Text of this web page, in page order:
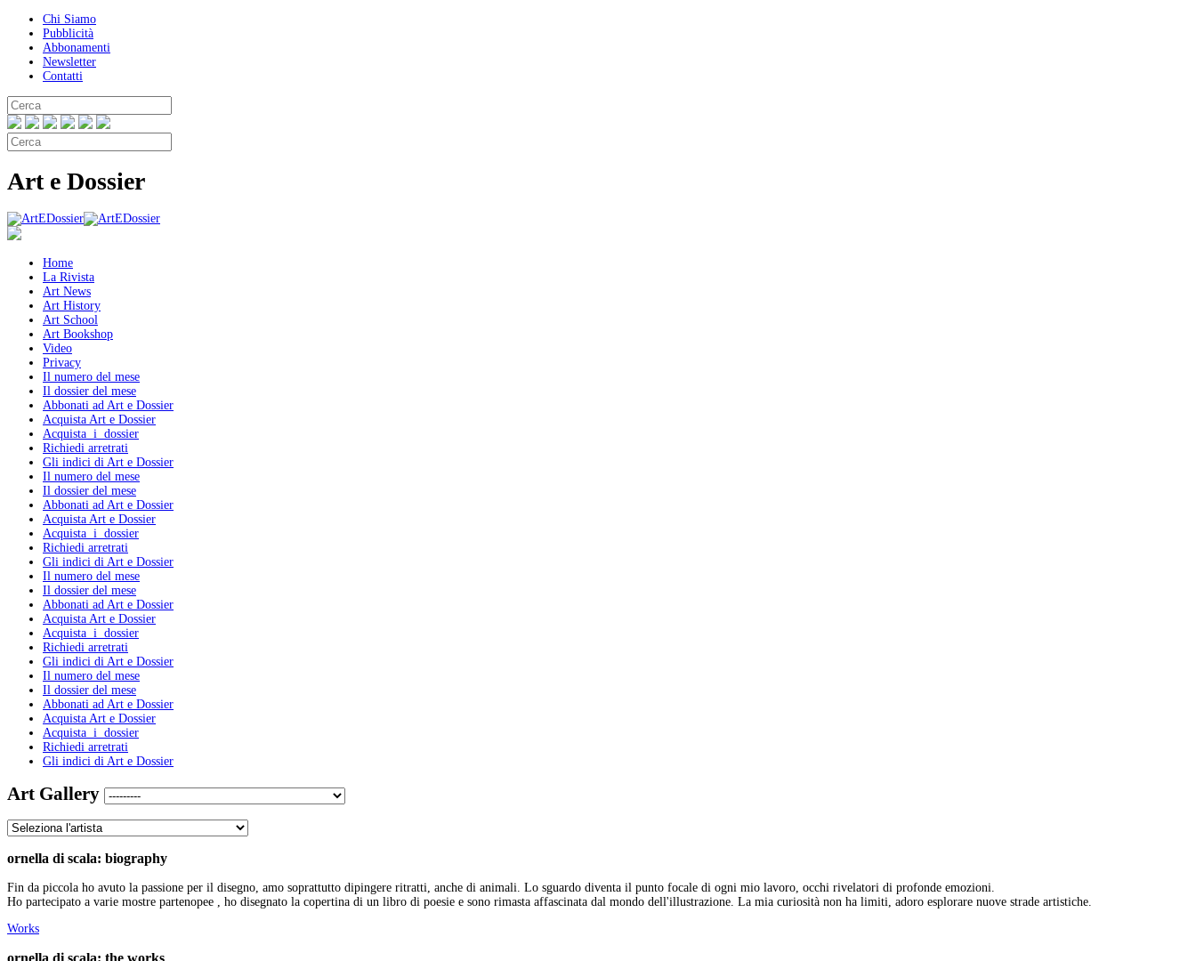
Chi Siamo
Pubblicità
Abbonamenti
Newsletter
Contatti
Art e Dossier
Home
La Rivista
Art News
Art History
Art School
Art Bookshop
Video
Privacy
Il numero del mese
Il dossier del mese
Abbonati ad Art e Dossier
Acquista Art e Dossier
Acquista i dossier
Richiedi arretrati
Gli indici di Art e Dossier
Il numero del mese
Il dossier del mese
Abbonati ad Art e Dossier
Acquista Art e Dossier
Acquista i dossier
Richiedi arretrati
Gli indici di Art e Dossier
Il numero del mese
Il dossier del mese
Abbonati ad Art e Dossier
Acquista Art e Dossier
Acquista i dossier
Richiedi arretrati
Gli indici di Art e Dossier
Il numero del mese
Il dossier del mese
Abbonati ad Art e Dossier
Acquista Art e Dossier
Acquista i dossier
Richiedi arretrati
Gli indici di Art e Dossier
Art Gallery
ornella di scala: biography
Fin da piccola ho avuto la passione per il disegno, amo soprattutto dipingere ritratti, anche di animali. Lo sguardo diventa il punto focale di ogni mio lavoro, occhi rivelatori di profonde emozioni.
Ho partecipato a varie mostre partenopee , ho disegnato la copertina di un libro di poesie e sono rimasta affascinata dal mondo dell'illustrazione. La mia curiosità non ha limiti, adoro esplorare nuove strade artistiche.
Works